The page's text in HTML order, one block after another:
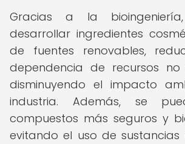
Gracias a la
desarrollar ingredientes
de fuentes renovables,
dependencia de recursos
disminuyendo el impacto
industria. Además, se
compuestos más seguros y
evitando el uso de